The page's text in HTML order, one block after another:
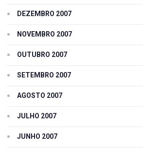
DEZEMBRO 2007
NOVEMBRO 2007
OUTUBRO 2007
SETEMBRO 2007
AGOSTO 2007
JULHO 2007
JUNHO 2007